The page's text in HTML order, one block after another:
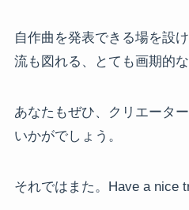
自作曲を発表できる場を設
流も図れる、とても画期的な
あなたもぜひ、クリエータ
いかがでしょう。
それではまた。Have a nice